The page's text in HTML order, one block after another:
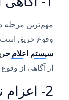
مهم‌ترین مرحله
وقوع حریق است.
سیستم اعلام
از آگاهی از
2- اعزام نیروهای آتش نشانی